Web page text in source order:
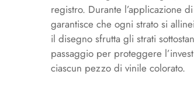
registro. Durante l’applicazione
garantisce che ogni strato si
il disegno sfrutta gli strati
passaggio per proteggere
ciascun pezzo di vinile colorato.